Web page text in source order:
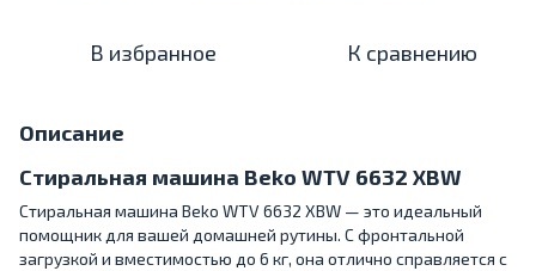
В избранное К сравнению
Описание
Стиральная машина Beko WTV 6632 XBW
Стиральная машина Beko WTV 6632 XBW — это идеальный
помощник для вашей домашней рутины. С фронтальной
загрузкой и вместимостью до 6 кг, она отлично справляется с